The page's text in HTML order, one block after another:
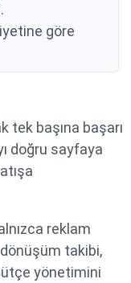
göre
tek başına başarı
doğru sayfaya
reklam
takibi,
yönetimini